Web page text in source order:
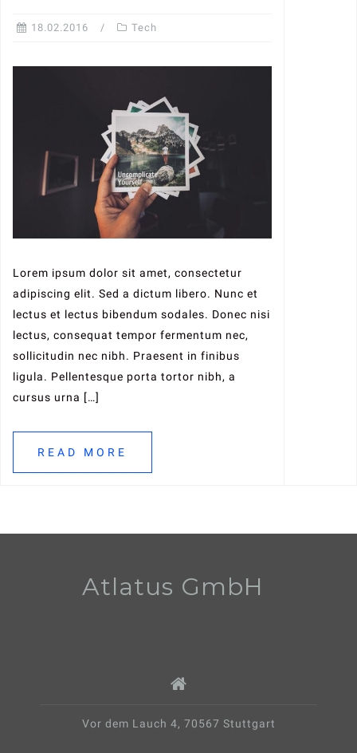
18.02.2016 Tech
Lorem ipsum dolor sit amet, consectetur
adipiscing elit. Sed a dictum libero. Nunc et
lectus et lectus bibendum sodales. Donec nisi
lectus, consequat tempor fermentum nec,
sollicitudin nec nibh. Praesent in finibus
ligula. Pellentesque porta tortor nibh, a
cursus urna […]
READ MORE
Atlatus GmbH
Vor dem Lauch 4, 70567 Stuttgart